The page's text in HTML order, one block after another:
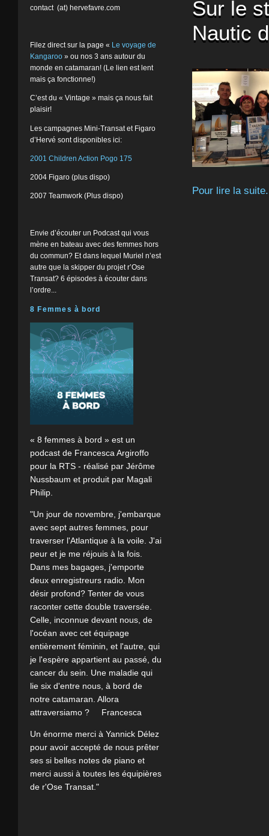
contact (at) hervefavre.com
Filez direct sur la page « Le voyage de
Kangaroo » ou nos 3 ans autour du
monde en catamaran! (Le lien est lent
mais ça fonctionne!)
C’est du « Vintage » mais ça nous fait
plaisir!
Les campagnes Mini-Transat et Figaro
d’Hervé sont disponibles ici:
2001 Children Action Pogo 175
2004 Figaro (plus dispo)
2007 Teamwork (Plus dispo)
Envie d’écouter un Podcast qui vous
mène en bateau avec des femmes hors
du commun? Et dans lequel Muriel n’est
autre que la skipper du projet r’Ose
Transat? 6 épisodes à écouter dans
l’ordre...
8 Femmes à bord
« 8 femmes à bord » est un
podcast de Francesca Argiroffo
pour la RTS - réalisé par Jérôme
Nussbaum et produit par Magali
Philip.
"Un jour de novembre, j'embarque
avec sept autres femmes, pour
traverser l'Atlantique à la voile. J'ai
peur et je me réjouis à la fois.
Dans mes bagages, j'emporte
deux enregistreurs radio. Mon
désir profond? Tenter de vous
raconter cette double traversée.
Celle, inconnue devant nous, de
l'océan avec cet équipage
entièrement féminin, et l'autre, qui
je l'espère appartient au passé, du
cancer du sein. Une maladie qui
lie six d'entre nous, à bord de
notre catamaran. Allora
attraversiamo ? Francesca
Un énorme merci à Yannick Délez
pour avoir accepté de nous prêter
ses si belles notes de piano et
merci aussi à toutes les équipières
de r'Ose Transat."
Sur le
Nautic
Pour lire la